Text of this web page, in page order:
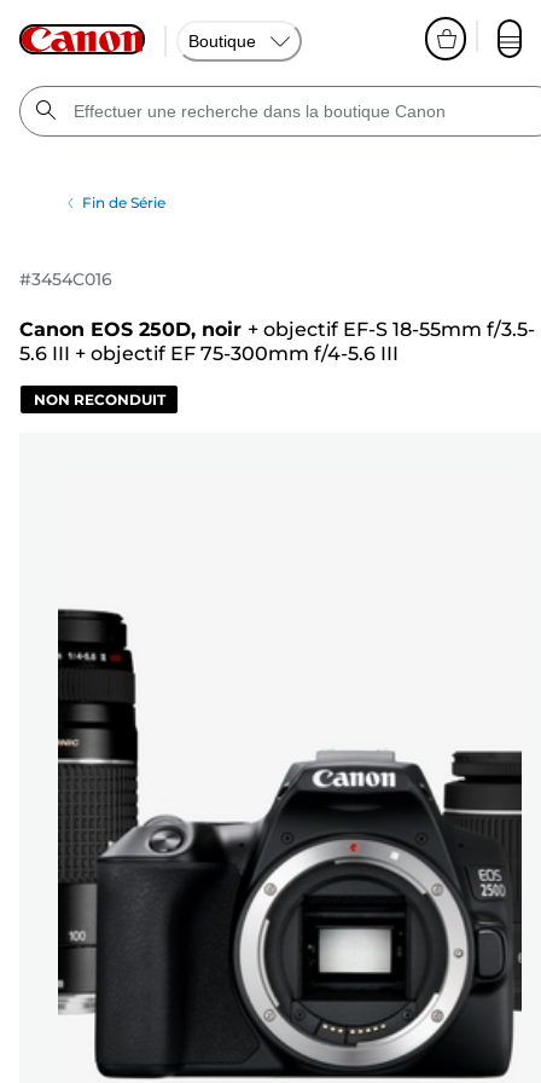
Boutique
Fin de Série
#3454C016
Canon EOS 250D, noir + objectif EF-S 18-55mm f/3.5-
5.6 III + objectif EF 75-300mm f/4-5.6 III
NON RECONDUIT